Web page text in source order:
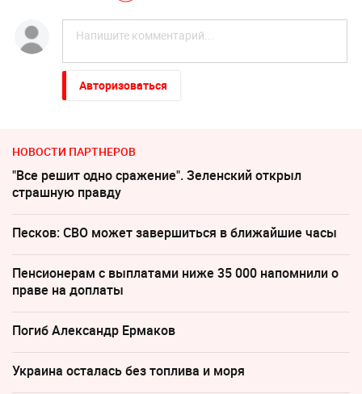
Авторизоваться
НОВОСТИ ПАРТНЕРОВ
"Все решит одно сражение". Зеленский открыл
страшную правду
Песков: СВО может завершиться в ближайшие часы
Пенсионерам с выплатами ниже 35 000 напомнили о
праве на доплаты
Погиб Александр Ермаков
Украина осталась без топлива и моря